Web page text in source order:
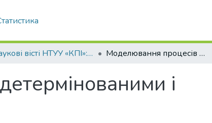
Наукові вісті НТУУ «КПІ»: науково-технічний журнал, № 1(99) Моделювання процесів з детермінованими і стохастичними трендами
і